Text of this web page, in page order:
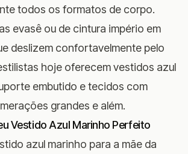
todos os formatos de corpo.
evasê ou de cintura império em
deslizem confortavelmente pelo
hoje oferecem vestidos azul
embutido e tecidos com
grandes e além.
Vestido Azul Marinho Perfeito
azul marinho para a mãe da